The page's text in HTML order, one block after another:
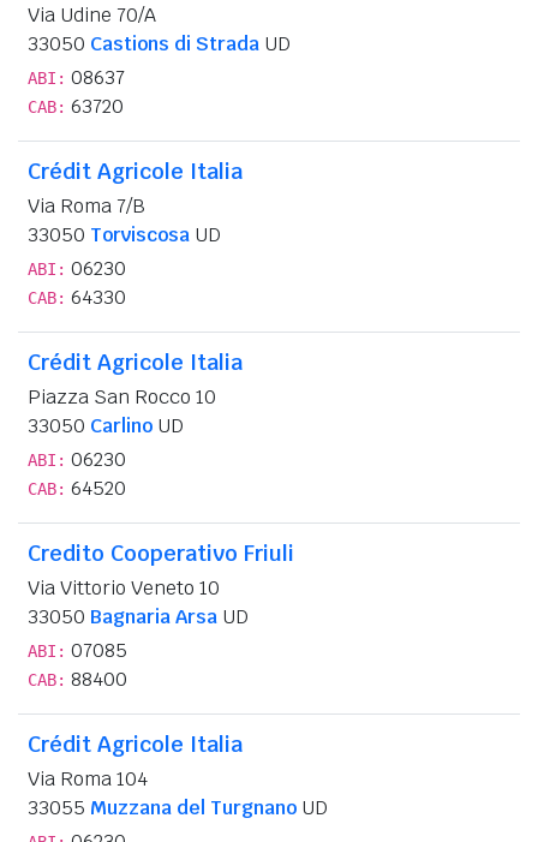
Via Udine 70/A
33050 Castions di Strada UD
ABI: 08637
CAB: 63720
Crédit Agricole Italia
Via Roma 7/B
33050 Torviscosa UD
ABI: 06230
CAB: 64330
Crédit Agricole Italia
Piazza San Rocco 10
33050 Carlino UD
ABI: 06230
CAB: 64520
Credito Cooperativo Friuli
Via Vittorio Veneto 10
33050 Bagnaria Arsa UD
ABI: 07085
CAB: 88400
Crédit Agricole Italia
Via Roma 104
33055 Muzzana del Turgnano UD